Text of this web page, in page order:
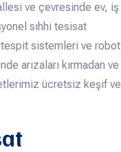
ve çevresinde ev, iş
sıhhi tesisat
sistemleri ve robot
arızaları kırmadan ve
ücretsiz keşif ve